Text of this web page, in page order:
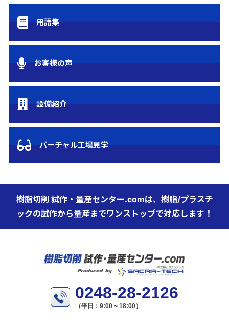
用語集
お客様の声
設備紹介
バーチャル工場見学
樹脂切削 試作・量産センター.comは、樹脂/プラスチ
ックの試作から量産までワンストップで対応します！
0248-28-2126
（平日：9:00 ~ 18:00）